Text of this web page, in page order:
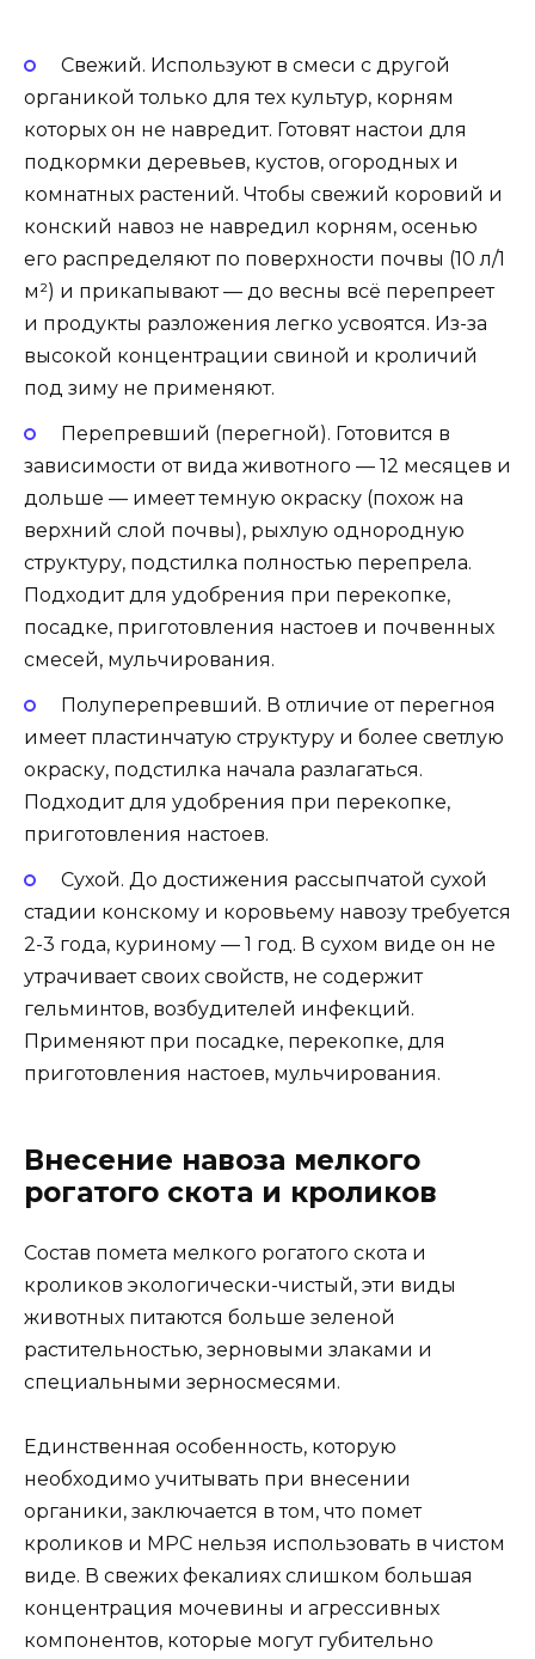
Свежий. Используют в смеси с другой
органикой только для тех культур, корням
которых он не навредит. Готовят настои для
подкормки деревьев, кустов, огородных и
комнатных растений. Чтобы свежий коровий и
конский навоз не навредил корням, осенью
его распределяют по поверхности почвы (10 л/1
м²) и прикапывают — до весны всё перепреет
и продукты разложения легко усвоятся. Из-за
высокой концентрации свиной и кроличий
под зиму не применяют.
Перепревший (перегной). Готовится в
зависимости от вида животного — 12 месяцев и
дольше — имеет темную окраску (похож на
верхний слой почвы), рыхлую однородную
структуру, подстилка полностью перепрела.
Подходит для удобрения при перекопке,
посадке, приготовления настоев и почвенных
смесей, мульчирования.
Полуперепревший. В отличие от перегноя
имеет пластинчатую структуру и более светлую
окраску, подстилка начала разлагаться.
Подходит для удобрения при перекопке,
приготовления настоев.
Сухой. До достижения рассыпчатой сухой
стадии конскому и коровьему навозу требуется
2-3 года, куриному — 1 год. В сухом виде он не
утрачивает своих свойств, не содержит
гельминтов, возбудителей инфекций.
Применяют при посадке, перекопке, для
приготовления настоев, мульчирования.
Внесение навоза мелкого
рогатого скота и кроликов
Состав помета мелкого рогатого скота и
кроликов экологически-чистый, эти виды
животных питаются больше зеленой
растительностью, зерновыми злаками и
специальными зерносмесями.
Единственная особенность, которую
необходимо учитывать при внесении
органики, заключается в том, что помет
кроликов и МРС нельзя использовать в чистом
виде. В свежих фекалиях слишком большая
концентрация мочевины и агрессивных
компонентов, которые могут губительно